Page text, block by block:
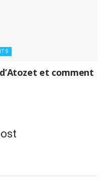
et comment